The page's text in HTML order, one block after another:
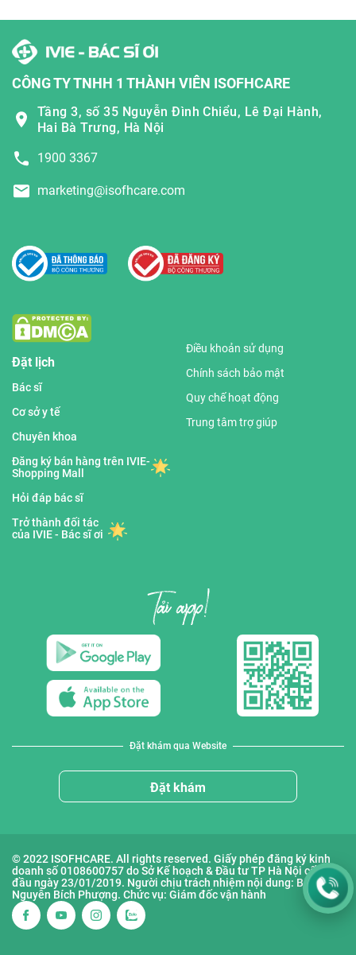
CÔNG TY TNHH 1 THÀNH VIÊN ISOFHCARE
Tầng 3, số 35 Nguyễn Đình Chiểu, Lê Đại Hành,
Hai Bà Trưng, Hà Nội
1900 3367
marketing@isofhcare.com
Đặt lịch
Bác sĩ
Cơ sở y tế
Chuyên khoa
Đăng ký bán hàng trên IVIE-
Shopping Mall
Hỏi đáp bác sĩ
Trở thành đối tác
của IVIE - Bác sĩ ơi
Điều khoản sử dụng
Chính sách bảo mật
Quy chế hoạt động
Trung tâm trợ giúp
Đặt khám qua Website
Đặt khám
© 2022 ISOFHCARE. All rights reserved. Giấy phép đăng ký kinh
doanh số 0108600757 do Sở Kế hoạch & Đầu tư TP Hà Nội cấp lần
đầu ngày 23/01/2019. Người chịu trách nhiệm nội dung: Bà
Nguyễn Bích Phượng. Chức vụ: Giám đốc vận hành